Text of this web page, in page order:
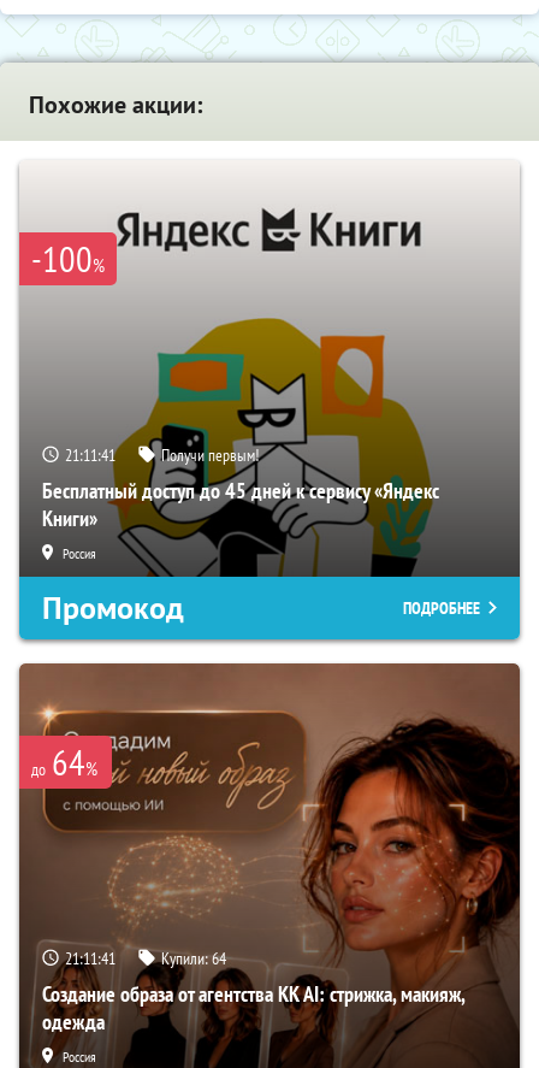
Похожие акции:
-100%
21:11:40 Получи первым!
Бесплатный доступ до 45 дней к сервису «Яндекс
Книги»
Россия
Промокод ПОДРОБНЕЕ
до 64%
21:11:40 Купили:64
Создание образа от агентства KK AI: стрижка, макияж,
одежда
Россия